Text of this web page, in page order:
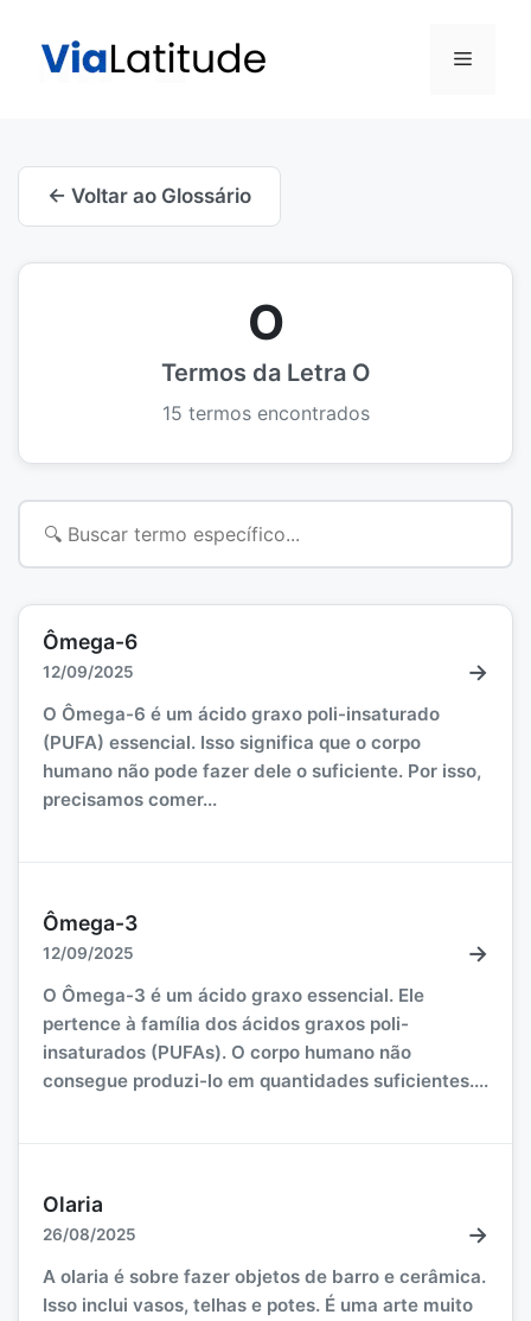
Menu
← Voltar ao Glossário
O
Termos da Letra O
15 termos encontrados
Ômega-6
12/09/2025 →
O Ômega-6 é um ácido graxo poli-insaturado
(PUFA) essencial. Isso significa que o corpo
humano não pode fazer dele o suficiente. Por isso,
precisamos comer...
Ômega-3
12/09/2025 →
O Ômega-3 é um ácido graxo essencial. Ele
pertence à família dos ácidos graxos poli-
insaturados (PUFAs). O corpo humano não
consegue produzi-lo em quantidades suficientes....
Olaria
26/08/2025 →
A olaria é sobre fazer objetos de barro e cerâmica.
Isso inclui vasos, telhas e potes. É uma arte muito